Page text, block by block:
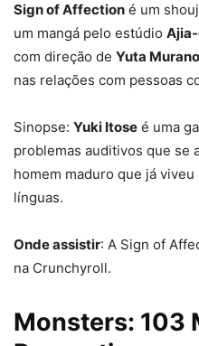
Sign of Affection é um
um mangá pelo estúdio
com direção de Yuta Murano
nas relações com pessoas
Sinopse: Yuki Itose é uma
problemas auditivos que se
homem maduro que já
línguas.
Onde assistir: A Sign of
na Crunchyroll.
Monsters: 103